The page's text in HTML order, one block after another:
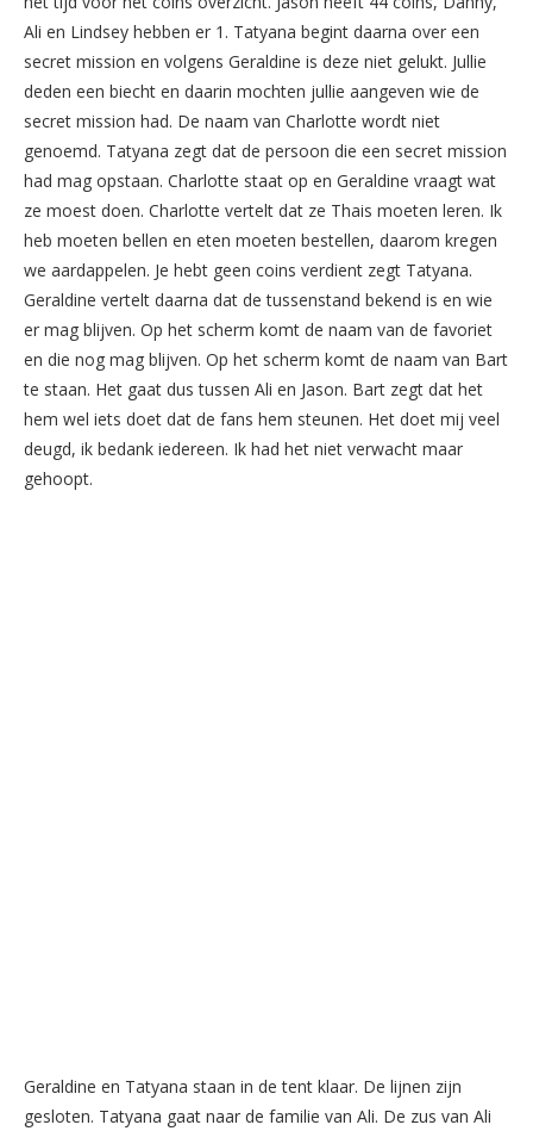
Ali en Lindsey hebben er 1. Tatyana begint daarna over een
secret mission en volgens Geraldine is deze niet gelukt. Jullie
deden een biecht en daarin mochten jullie aangeven wie de
secret mission had. De naam van Charlotte wordt niet
genoemd. Tatyana zegt dat de persoon die een secret mission
had mag opstaan. Charlotte staat op en Geraldine vraagt wat
ze moest doen. Charlotte vertelt dat ze Thais moeten leren. Ik
heb moeten bellen en eten moeten bestellen, daarom kregen
we aardappelen. Je hebt geen coins verdient zegt Tatyana.
Geraldine vertelt daarna dat de tussenstand bekend is en wie
er mag blijven. Op het scherm komt de naam van de favoriet
en die nog mag blijven. Op het scherm komt de naam van Bart
te staan. Het gaat dus tussen Ali en Jason. Bart zegt dat het
hem wel iets doet dat de fans hem steunen. Het doet mij veel
deugd, ik bedank iedereen. Ik had het niet verwacht maar
gehoopt.
Geraldine en Tatyana staan in de tent klaar. De lijnen zijn
gesloten. Tatyana gaat naar de familie van Ali. De zus van Ali